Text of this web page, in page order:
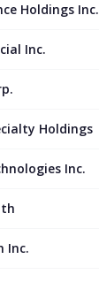
Holdings Inc.
Inc.
Holdings
Inc.
Inc.